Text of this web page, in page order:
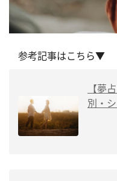
参考記事はこちら▼
【夢
別・